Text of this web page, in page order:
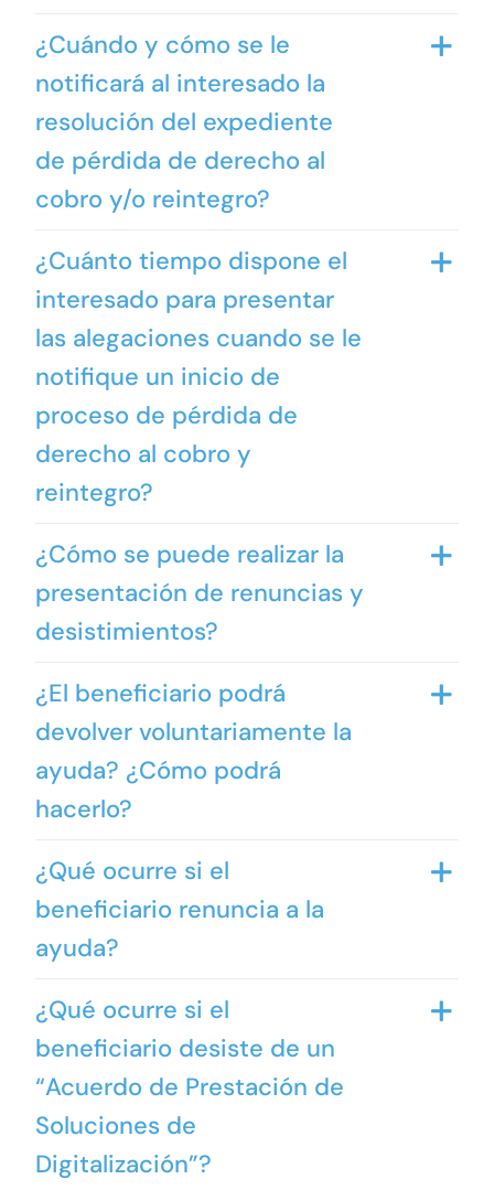
¿Cuándo y cómo se le
notificará al interesado la
resolución del expediente
de pérdida de derecho al
cobro y/o reintegro?
¿Cuánto tiempo dispone el
interesado para presentar
las alegaciones cuando se le
notifique un inicio de
proceso de pérdida de
derecho al cobro y
reintegro?
¿Cómo se puede realizar la
presentación de renuncias y
desistimientos?
¿El beneficiario podrá
devolver voluntariamente la
ayuda? ¿Cómo podrá
hacerlo?
¿Qué ocurre si el
beneficiario renuncia a la
ayuda?
¿Qué ocurre si el
beneficiario desiste de un
“Acuerdo de Prestación de
Soluciones de
Digitalización”?